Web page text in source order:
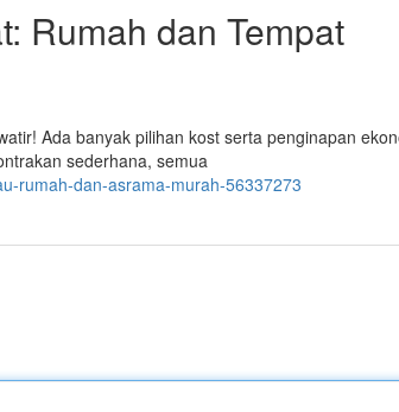
Rumah dan Tempat
Ada banyak pilihan kost serta penginapan
sederhana, semua
rumah-dan-asrama-murah-56337273